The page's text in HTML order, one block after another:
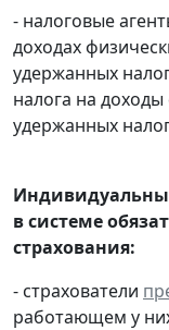
- налоговые
доходах
удержанных
налога на
удержанных
в системе
страхования:
- страхователи
работающем у